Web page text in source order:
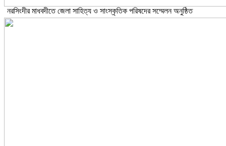
নরসিংদীর মাধবদীতে জেলা সাহিত্য ও সাংস্কৃতিক পরিষদের সম্মেলন অনুষ্ঠিত